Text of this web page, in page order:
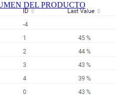
DEL PRODUCTO